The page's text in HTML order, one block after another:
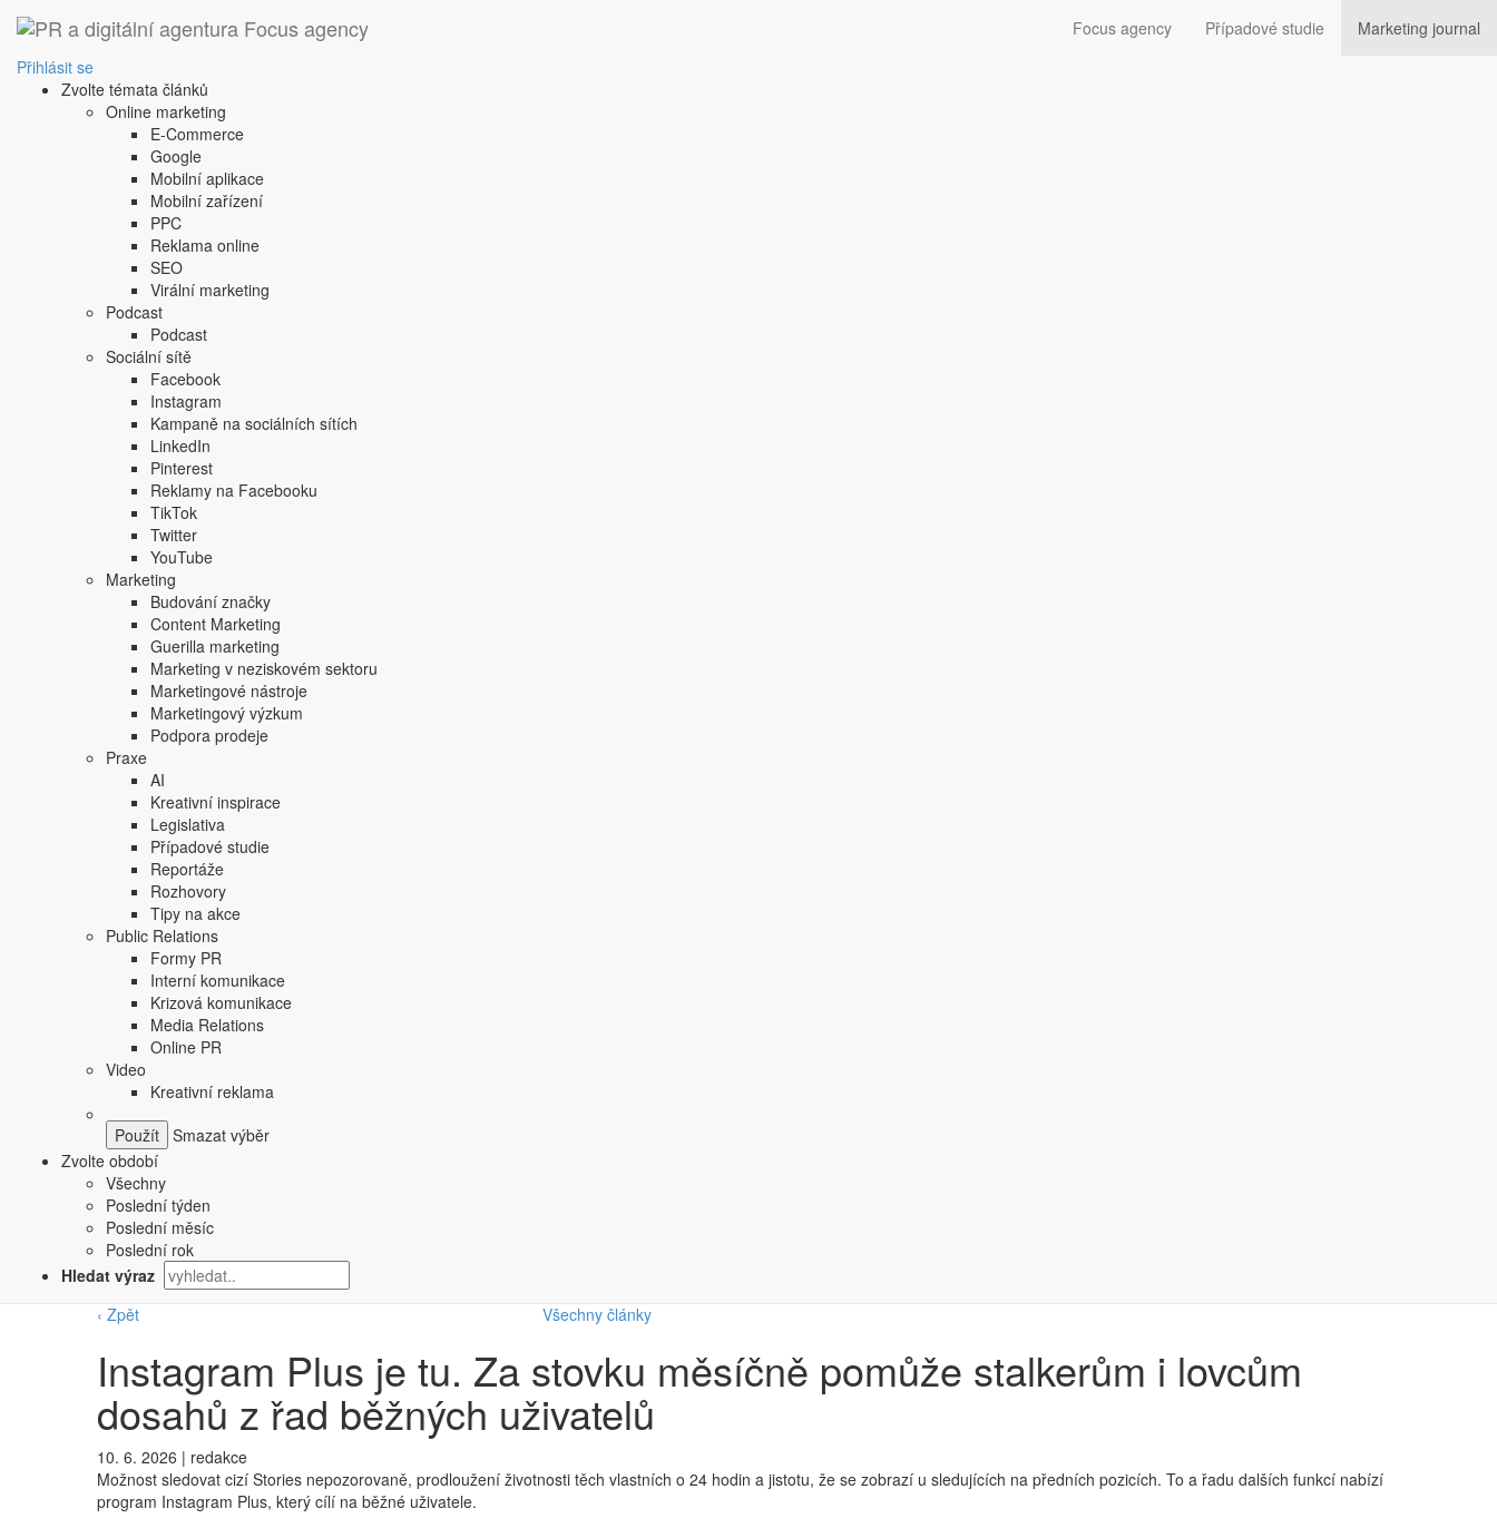
Focus agency Případové studie
Marketing journal
Přihlásit se
Zvolte témata článků
Online marketing
E-Commerce
Google
Mobilní aplikace
Mobilní zařízení
PPC
Reklama online
SEO
Virální marketing
Podcast
Podcast
Sociální sítě
Facebook
Instagram
Kampaně na sociálních sítích
LinkedIn
Pinterest
Reklamy na Facebooku
TikTok
Twitter
YouTube
Marketing
Budování značky
Content Marketing
Guerilla marketing
Marketing v neziskovém sektoru
Marketingové nástroje
Marketingový výzkum
Podpora prodeje
Praxe
AI
Kreativní inspirace
Legislativa
Případové studie
Reportáže
Rozhovory
Tipy na akce
Public Relations
Formy PR
Interní komunikace
Krizová komunikace
Media Relations
Online PR
Video
Kreativní reklama
Smazat výběr
Zvolte období
Všechny
Poslední týden
Poslední měsíc
Poslední rok
Hledat výraz
‹ Zpět
Všechny články
Instagram Plus je tu. Za stovku měsíčně pomůže stalkerům i lovcům
dosahů z řad běžných uživatelů
10. 6. 2026 | redakce
Možnost sledovat cizí Stories nepozorovaně, prodloužení životnosti těch vlastních o 24 hodin a jistotu, že se zobrazí u sledujících na předních pozicích. To a řadu dalších funkcí nabízí
program Instagram Plus, který cílí na běžné uživatele.